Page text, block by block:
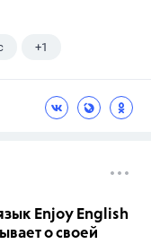
+1
Enjoy English
о своей